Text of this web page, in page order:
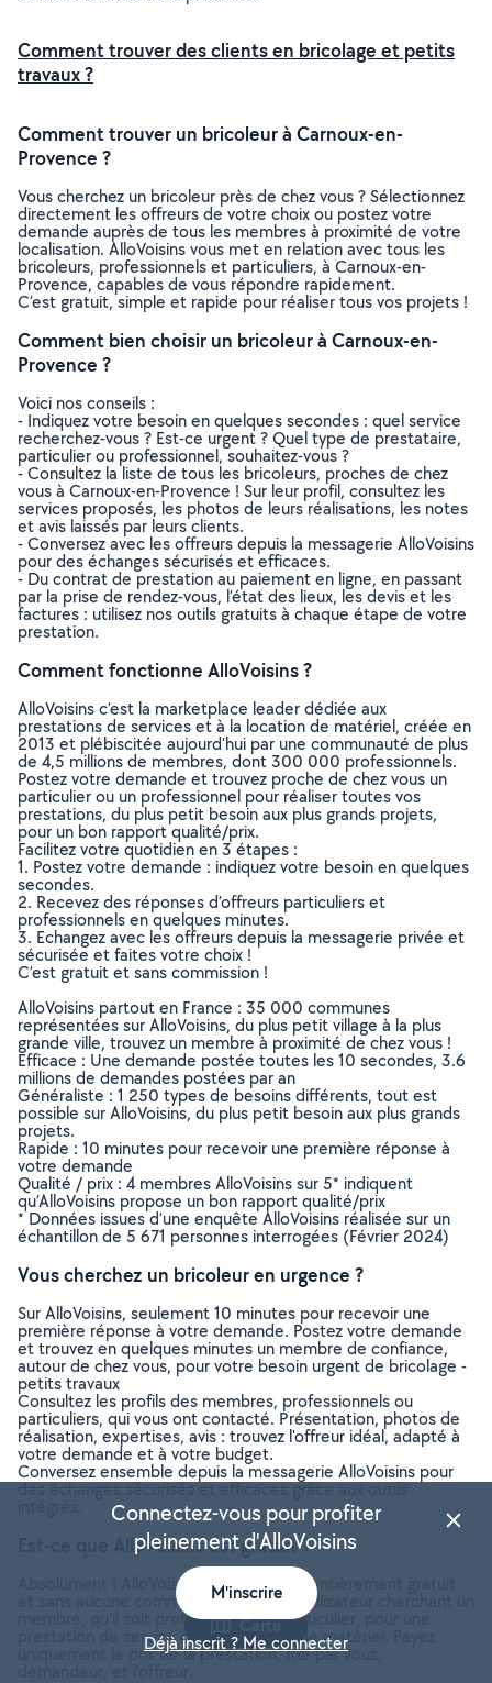
Comment trouver des clients en bricolage et petits
travaux ?
Comment trouver un bricoleur à Carnoux-en-
Provence ?
Vous cherchez un bricoleur près de chez vous ? Sélectionnez
directement les offreurs de votre choix ou postez votre
demande auprès de tous les membres à proximité de votre
localisation. AlloVoisins vous met en relation avec tous les
bricoleurs, professionnels et particuliers, à Carnoux-en-
Provence, capables de vous répondre rapidement.
C’est gratuit, simple et rapide pour réaliser tous vos projets !
Comment bien choisir un bricoleur à Carnoux-en-
Provence ?
Voici nos conseils :
- Indiquez votre besoin en quelques secondes : quel service
recherchez-vous ? Est-ce urgent ? Quel type de prestataire,
particulier ou professionnel, souhaitez-vous ?
- Consultez la liste de tous les bricoleurs, proches de chez
vous à Carnoux-en-Provence ! Sur leur profil, consultez les
services proposés, les photos de leurs réalisations, les notes
et avis laissés par leurs clients.
- Conversez avec les offreurs depuis la messagerie AlloVoisins
pour des échanges sécurisés et efficaces.
- Du contrat de prestation au paiement en ligne, en passant
par la prise de rendez-vous, l’état des lieux, les devis et les
factures : utilisez nos outils gratuits à chaque étape de votre
prestation.
Comment fonctionne AlloVoisins ?
AlloVoisins c’est la marketplace leader dédiée aux
prestations de services et à la location de matériel, créée en
2013 et plébiscitée aujourd’hui par une communauté de plus
de 4,5 millions de membres, dont 300 000 professionnels.
Postez votre demande et trouvez proche de chez vous un
particulier ou un professionnel pour réaliser toutes vos
prestations, du plus petit besoin aux plus grands projets,
pour un bon rapport qualité/prix.
Facilitez votre quotidien en 3 étapes :
1. Postez votre demande : indiquez votre besoin en quelques
secondes.
2. Recevez des réponses d’offreurs particuliers et
professionnels en quelques minutes.
3. Echangez avec les offreurs depuis la messagerie privée et
sécurisée et faites votre choix !
C’est gratuit et sans commission !
AlloVoisins partout en France : 35 000 communes
représentées sur AlloVoisins, du plus petit village à la plus
grande ville, trouvez un membre à proximité de chez vous !
Efficace : Une demande postée toutes les 10 secondes, 3.6
millions de demandes postées par an
Généraliste : 1 250 types de besoins différents, tout est
possible sur AlloVoisins, du plus petit besoin aux plus grands
projets.
Rapide : 10 minutes pour recevoir une première réponse à
votre demande
Qualité / prix : 4 membres AlloVoisins sur 5* indiquent
qu’AlloVoisins propose un bon rapport qualité/prix
* Données issues d’une enquête AlloVoisins réalisée sur un
échantillon de 5 671 personnes interrogées (Février 2024)
Vous cherchez un bricoleur en urgence ?
Sur AlloVoisins, seulement 10 minutes pour recevoir une
première réponse à votre demande. Postez votre demande
et trouvez en quelques minutes un membre de confiance,
autour de chez vous, pour votre besoin urgent de bricolage -
petits travaux
Consultez les profils des membres, professionnels ou
particuliers, qui vous ont contacté. Présentation, photos de
réalisation, expertises, avis : trouvez l'offreur idéal, adapté à
votre demande et à votre budget.
Conversez ensemble depuis la messagerie AlloVoisins pour
des échanges sécurisés et efficaces grâce aux outils
Est-ce que AlloVoisins est gratuit ?
Absolument ! AlloVoisins est un service entièrement gratuit
et sans aucune commission pour tout utilisateur cherchant un
membre, qu’il soit professionnel ou particulier, pour une
prestation de service ou une location de matériel. Payez
uniquement le prix de la prestation, fixé par vous,
Carte
Connectez-vous pour profiter
pleinement d'AlloVoisins
M'inscrire
Déjà inscrit ? Me connecter